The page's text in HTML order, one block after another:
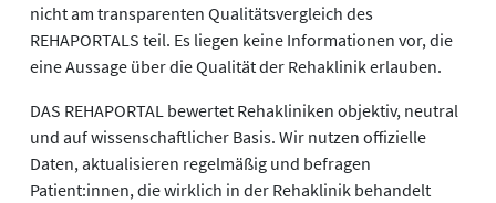
nicht am transparenten Qualitätsvergleich des
REHAPORTALS teil. Es liegen keine Informationen vor, die
eine Aussage über die Qualität der Rehaklinik erlauben.
DAS REHAPORTAL bewertet Rehakliniken objektiv, neutral
und auf wissenschaftlicher Basis. Wir nutzen offizielle
Daten, aktualisieren regelmäßig und befragen
Patient:innen, die wirklich in der Rehaklinik behandelt